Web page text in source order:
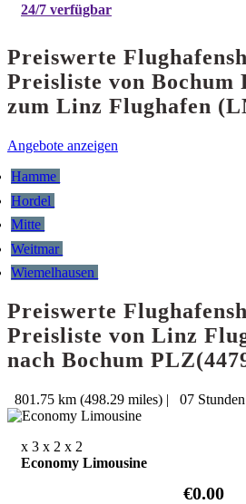
24/7 verfügbar
Preiswerte
Preisliste von Bochum
zum Linz Flughafen
Angebote anzeigen
Hamme
Hordel
Mitte
Weitmar
Wiemelhausen
Preiswerte
Preisliste von Linz
nach Bochum
801.75 km (498.29 miles) 07
x 3 x 2 x 2
Economy Limousine
€0.00